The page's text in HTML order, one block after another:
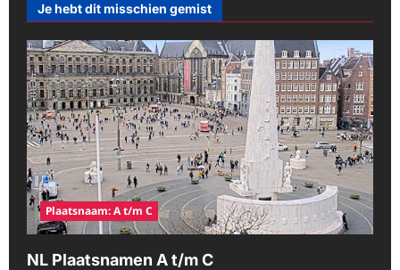
Je hebt dit misschien gemist
Plaatsnaam: A t/m C
NL Plaatsnamen A t/m C